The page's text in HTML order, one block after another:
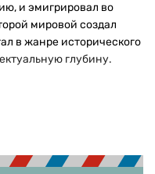
и эмигрировал во
мировой создал
в жанре исторического
глубину.